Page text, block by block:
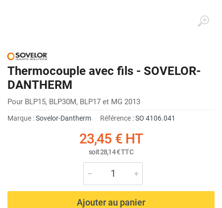
Thermocouple avec fils - SOVELOR-
DANTHERM
Pour BLP15, BLP30M, BLP17 et MG 2013
Marque :Sovelor-Dantherm Référence :SO 4106.041
23,45 €HT
soit28,14 €TTC
Ajouter au panier